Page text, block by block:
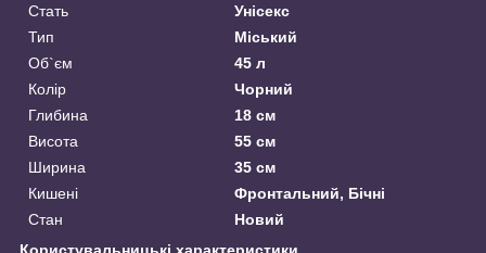
Стать
Унісекс
Тип
Міський
Об`єм
45 л
Колір
Чорний
Глибина
18 см
Висота
55 см
Ширина
35 см
Кишені
Фронтальний, Бічні
Стан
Новий